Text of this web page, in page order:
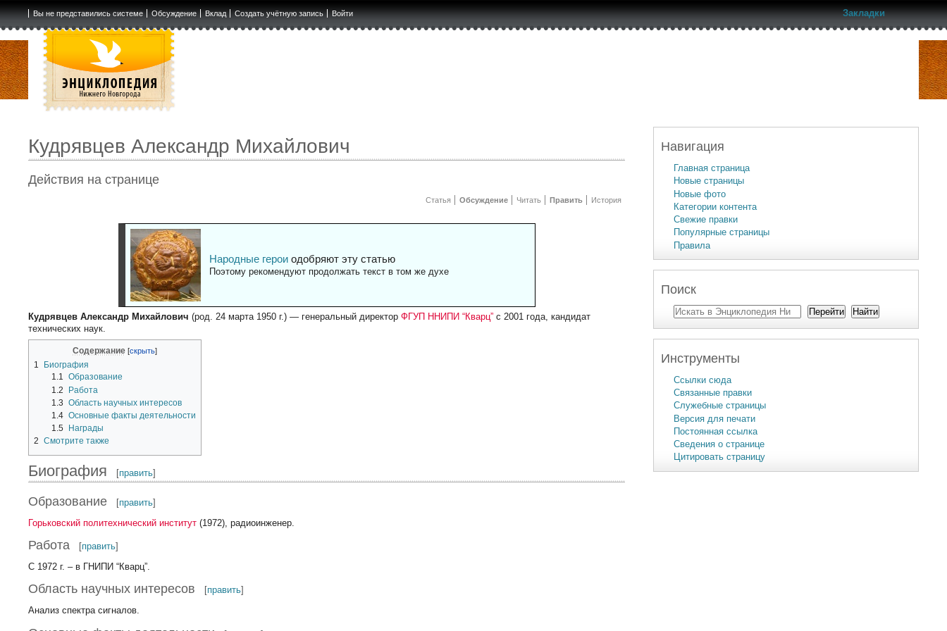
Вы не представились системе Обсуждение Вклад Создать учётную запись Войти Закладки
Кудрявцев Александр Михайлович
Действия на странице
Статья Обсуждение Читать Править История
Народные героиодобряют эту статью
Поэтому рекомендуют продолжать текст в том же духе
Кудрявцев Александр Михайлович (род. 24 марта 1950 г.) — генеральный директорФГУП ННИПИ “Кварц” с 2001 года, кандидат
технических наук.
Содержание
1
Биография
1.1 Образование
1.2
Работа
1.3 Область научных интересов
1.4 Основные факты деятельности
1.5
Награды
2 Смотрите также
Биография [править]
Образование [править]
Горьковский политехнический институт (1972), радиоинженер.
Работа [править]
С 1972 г. – в ГНИПИ “Кварц”.
Область научных интересов [править]
Анализ спектра сигналов.
Навигация
Главная страница
Новые страницы
Новые фото
Категории контента
Свежие правки
Популярные страницы
Правила
Поиск
Инструменты
Ссылки сюда
Связанные правки
Служебные страницы
Версия для печати
Постоянная ссылка
Сведения о странице
Цитировать страницу